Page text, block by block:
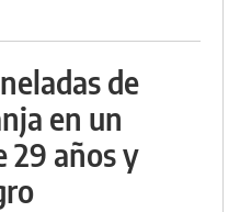
de
en un
29 años y